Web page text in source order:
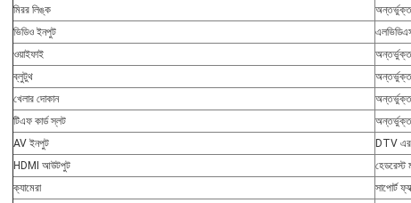
মিরর লিঙ্ক
অন্তর্ভুক্ত
ভিডিও ইনপুট
ওয়াইফাই
অন্তর্ভুক্ত
ব্লুটুথ
অন্তর্ভুক্ত
খেলার দোকান
অন্তর্ভুক্ত
টিএফ কার্ড স্লট
অন্তর্ভুক্ত
AV ইনপুট
DTV
HDMI আউটপুট
হেডরেস্ট
ক্যামেরা
সাপোর্ট